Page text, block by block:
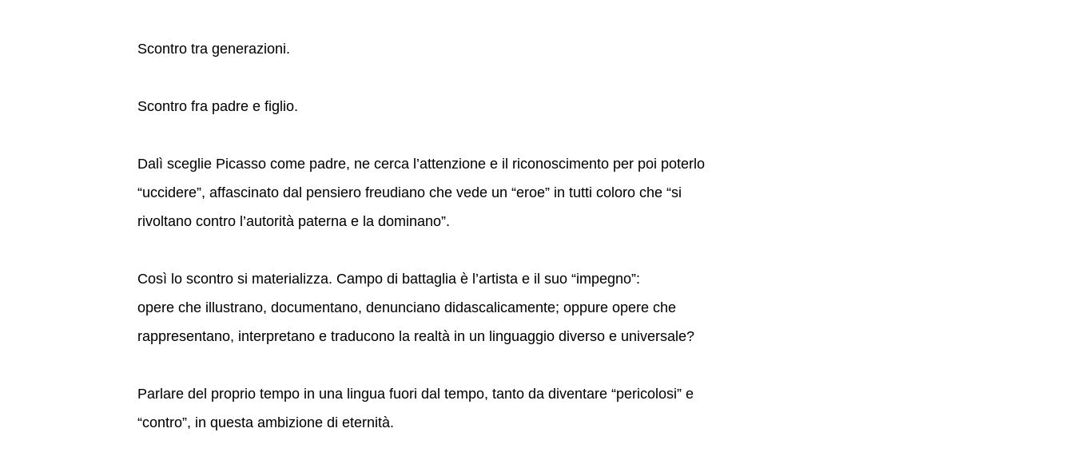
Scontro tra generazioni.
Scontro fra padre e figlio.
Dalì sceglie Picasso come padre, ne cerca l’attenzione e il riconoscimento per poi poterlo
“uccidere”, affascinato dal pensiero freudiano che vede un “eroe” in tutti coloro che “si
rivoltano contro l’autorità paterna e la dominano”.
Così lo scontro si materializza. Campo di battaglia è l’artista e il suo “impegno”:
opere che illustrano, documentano, denunciano didascalicamente; oppure opere che
rappresentano, interpretano e traducono la realtà in un linguaggio diverso e universale?
Parlare del proprio tempo in una lingua fuori dal tempo, tanto da diventare “pericolosi” e
“contro”, in questa ambizione di eternità.